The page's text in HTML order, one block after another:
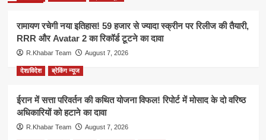
रामायण रचेगी नया इतिहास! 59 हजार से ज्यादा स्क्रीन पर रिलीज की तैयारी,
RRR और Avatar 2 का रिकॉर्ड टूटने का दावा
R.Khabar Team August 7, 2026
देश/विदेश ब्रेकिंग न्यूज
ईरान में सत्ता परिवर्तन की कथित योजना विफल! रिपोर्ट में मोसाद के दो वरिष्ठ
अधिकारियों को हटाने का दावा
R.Khabar Team August 7, 2026